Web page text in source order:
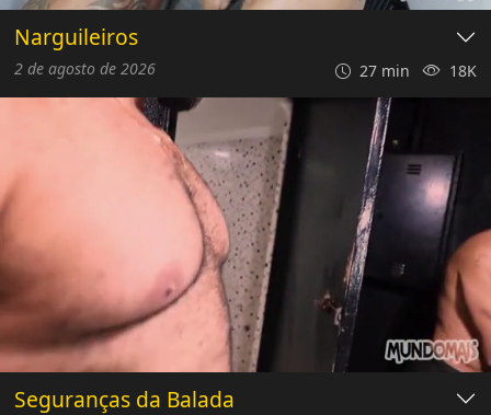
Narguileiros
2 de agosto de 2026 27 min 18K
Seguranças da Balada